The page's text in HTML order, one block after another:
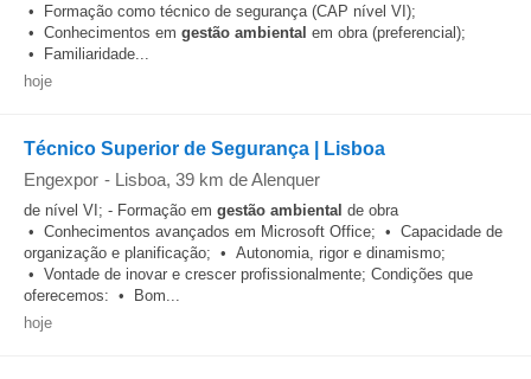
• Formação como técnico de segurança (CAP nível VI);
• Conhecimentos em gestão ambiental em obra (preferencial);
• Familiaridade...
hoje
Técnico Superior de Segurança | Lisboa
Engexpor - Lisboa, 39 km de Alenquer
de nível VI; - Formação em gestão ambiental de obra
• Conhecimentos avançados em Microsoft Office; • Capacidade de
organização e planificação; • Autonomia, rigor e dinamismo;
• Vontade de inovar e crescer profissionalmente; Condições que
oferecemos: • Bom...
hoje